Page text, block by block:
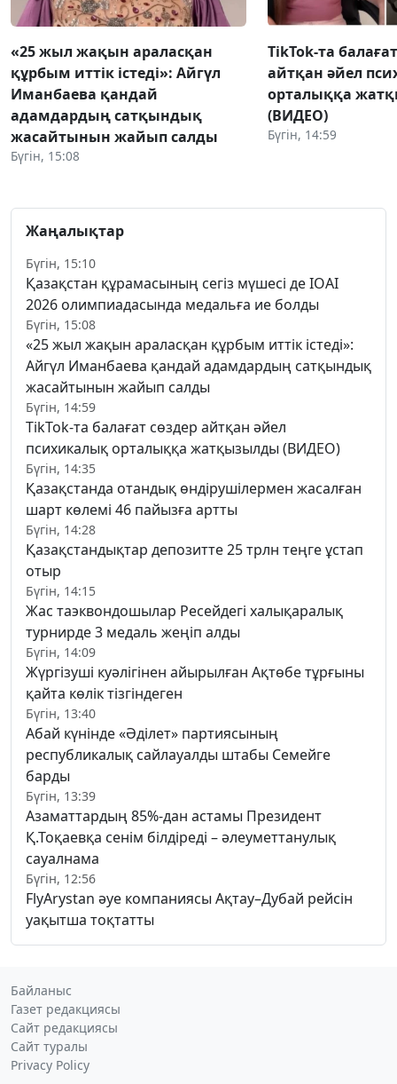
«25 жыл жақын араласқан
құрбым иттік істеді»: Айгүл
Иманбаева қандай
адамдардың сатқындық
жасайтынын жайып салды
Бүгін, 15:08
TikTok-та
айтқан әйел
орталыққа
(ВИДЕО)
Бүгін, 14:59
Жаңалықтар
Бүгін, 15:10
Қазақстан құрамасының сегіз мүшесі де IOAI
2026 олимпиадасында медальға ие болды
Бүгін, 15:08
«25 жыл жақын араласқан құрбым иттік істеді»:
Айгүл Иманбаева қандай адамдардың сатқындық
жасайтынын жайып салды
Бүгін, 14:59
TikTok-та балағат сөздер айтқан әйел
психикалық орталыққа жатқызылды (ВИДЕО)
Бүгін, 14:35
Қазақстанда отандық өндірушілермен жасалған
шарт көлемі 46 пайызға артты
Бүгін, 14:28
Қазақстандықтар депозитте 25 трлн теңге ұстап
отыр
Бүгін, 14:15
Жас таэквондошылар Ресейдегі халықаралық
турнирде 3 медаль жеңіп алды
Бүгін, 14:09
Жүргізуші куәлігінен айырылған Ақтөбе тұрғыны
қайта көлік тізгіндеген
Бүгін, 13:40
Абай күнінде «Әділет» партиясының
республикалық сайлауалды штабы Семейге
барды
Бүгін, 13:39
Азаматтардың 85%-дан астамы Президент
Қ.Тоқаевқа сенім білдіреді – әлеуметтанулық
сауалнама
Бүгін, 12:56
FlyArystan әуе компаниясы Ақтау–Дубай рейсін
уақытша тоқтатты
Байланыс
Газет редакциясы
Сайт редакциясы
Сайт туралы
Privacy Policy